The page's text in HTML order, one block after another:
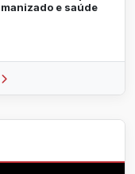
e saúde